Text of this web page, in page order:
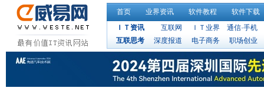
首页 业界资讯 软件教程
软件下载
ＩＴ资讯
互联网 ＩＴ业界
通信·手机
互联思考
深度报道 电子商务 职场创业